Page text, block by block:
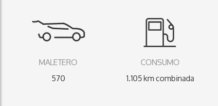
MALETERO
570
CONSUMO
1.105 km combinada